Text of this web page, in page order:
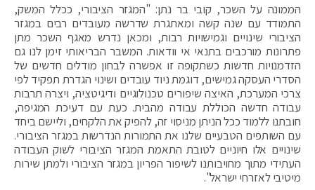
הממונה על השכר, קובי בר נתן: "המגזר הציבורי, ככלל המשק,
התמודד עם שנה קשה ומאתגרת שדרשה מעובדים רבים במגזר
הציבורי שינויים וגמישויות רבות, ומכאן נדרש מאגף השכר מתן
פתרונות מורכבים בתנאי אי וודאות. המשבר הבריאותי זימן לנו גם
הזדמנויות חדשות כשתקופה זו אפשרה לבחון מודלים חדשים של
הסדרי העסקה גמישים, דוגמת ניוד עובדים ושינוי הגדרת תפקיד לפי
צרכי המערכת, האיצה שיפורים טכנולוגיים ודיגיטציה, ויצרה תרבות
עבודה חדשה הכוללת עבודה מהבית. כעת עם דעיכת המגיפה,
חובתנו ללמוד ככל הניתן מניסוי זה, להפיק את הלקחים, וליישם ביחד
עם השותפים הטבעיים שלנו את התמורות הנדרשות במגזר הציבורי.
שינויים אלו חיוניים לטובת התאמת המגזר הציבורי לשוק העבודה
העתידי מתוך מחויבותנו לשיפור הפריון במגזר הציבורי ולמתן שירות
מיטיבי לאזרחי ישראל".